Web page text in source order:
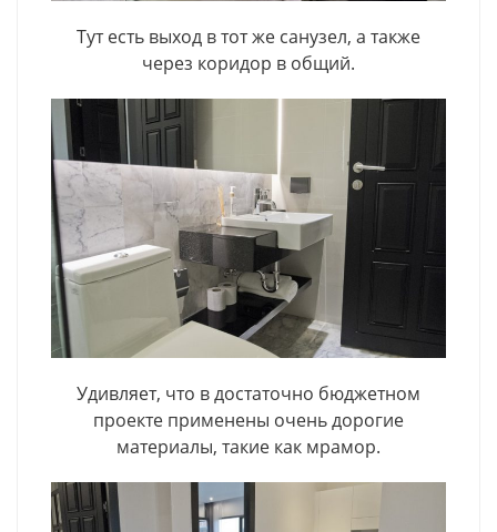
Тут есть выход в тот же санузел, а также
через коридор в общий.
Удивляет, что в достаточно бюджетном
проекте применены очень дорогие
материалы, такие как мрамор.